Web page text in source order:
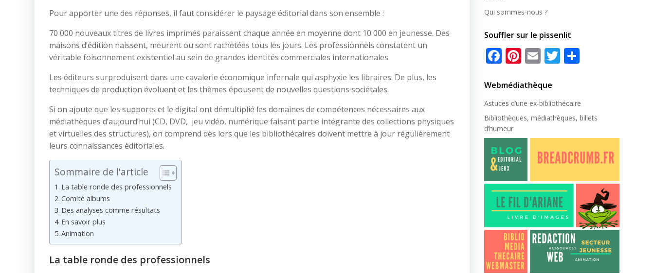
Pour apporter une des réponses, il faut considérer le paysage éditorial dans son ensemble :
70 000 nouveaux titres de livres imprimés paraissent chaque année en moyenne dont 10 000 en jeunesse. Des
maisons d’édition naissent, meurent ou sont rachetées tous les jours. Les professionnels constatent un
véritable foisonnement existentiel au sein de grandes identités commerciales internationales.
Les éditeurs surproduisent dans une cavalerie économique infernale qui asphyxie les libraires. De plus, les
techniques de production évoluent et les thèmes épousent de nouvelles questions sociétales.
Si on ajoute que les supports et le digital ont démultiplié les domaines de compétences nécessaires aux
médiathèques d’aujourd’hui (CD, DVD, jeu vidéo, numérique faisant partie intégrante des collections physiques
et virtuelles des structures), on comprend dès lors que les bibliothécaires doivent mettre à jour régulièrement
leurs connaissances éditoriales.
Sommaire de l'article
La table ronde des professionnels
Comité albums
Des analyses comme résultats
En savoir plus
Animation
La table ronde des professionnels
Qui sommes-nous ?
Souffler sur le pissenlit
Facebook
Pinterest
EmailTwitter
Webmédiathèque
Astuces d’une ex-bibliothécaire
Bibliothèques, médiathèques, billets
d’humeur